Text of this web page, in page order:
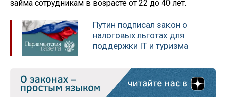
займа сотрудникам в возрасте от 22 до 40 лет.
Путин подписал закон о
налоговых льготах для
поддержки IT и туризма